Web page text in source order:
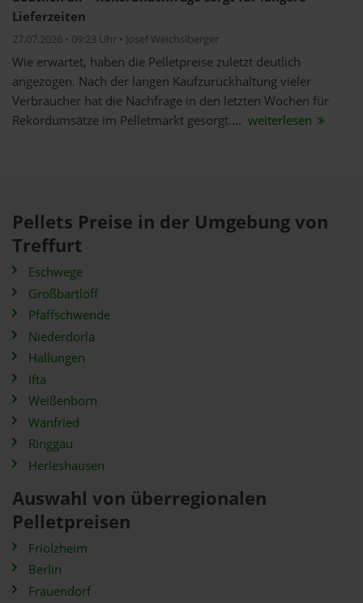
Lieferzeiten
27.07.2026 • 09:23 Uhr • Josef Weichslberger
Wie erwartet, haben die Pelletpreise zuletzt deutlich
angezogen. Nach der langen Kaufzurückhaltung vieler
Verbraucher hat die Nachfrage in den letzten Wochen für
Rekordumsätze im Pelletmarkt gesorgt.... weiterlesen
Pellets Preise in der Umgebung von
Treffurt
Eschwege
Großbartloff
Pfaffschwende
Niederdorla
Hallungen
Ifta
Weißenborn
Wanfried
Ringgau
Herleshausen
Auswahl von überregionalen
Pelletpreisen
Friolzheim
Berlin
Frauendorf